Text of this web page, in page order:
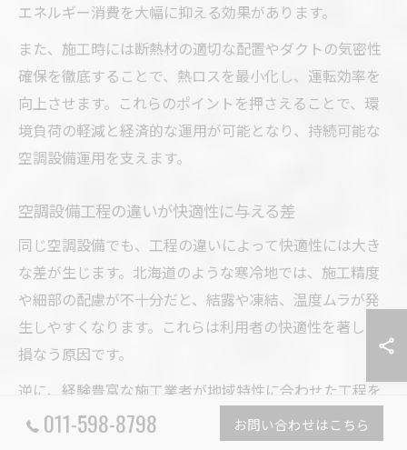
エネルギー消費を大幅に抑える効果があります。
また、施工時には断熱材の適切な配置やダクトの気密性
確保を徹底することで、熱ロスを最小化し、運転効率を
向上させます。これらのポイントを押さえることで、環
境負荷の軽減と経済的な運用が可能となり、持続可能な
空調設備運用を支えます。
空調設備工程の違いが快適性に与える差
同じ空調設備でも、工程の違いによって快適性には大き
な差が生じます。北海道のような寒冷地では、施工精度
や細部の配慮が不十分だと、結露や凍結、温度ムラが発
生しやすくなります。これらは利用者の快適性を著しく
損なう原因です。
逆に、経験豊富な施工業者が地域特性に合わせた工程を
実施すれば、長期間にわたり安定した性能を発揮し、快
適な室内環境を維持できます。失敗例として、断熱不足
011-598-8798 お問い合わせはこちら